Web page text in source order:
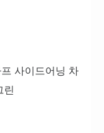
사이드어닝 차